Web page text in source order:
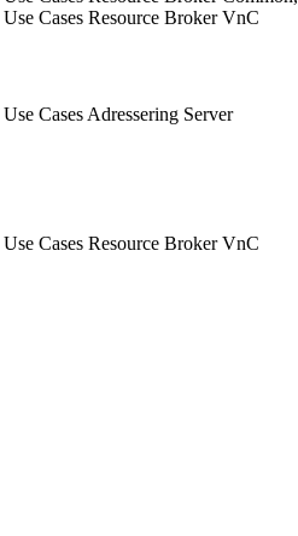
Use Cases Resource Broker VnC
Use Cases Adressering Server
Use Cases Resource Broker VnC